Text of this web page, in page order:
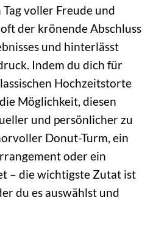
voller Freude und
der krönende Abschluss
und hinterlässt
Indem du dich für
Hochzeitstorte
Möglichkeit, diesen
und persönlicher zu
Donut-Turm, ein
oder ein
– die wichtigste Zutat ist
du es auswählst und